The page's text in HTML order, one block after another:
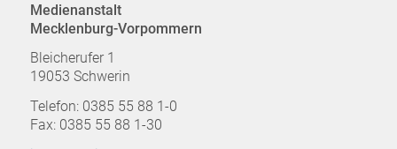
Medienanstalt
Mecklenburg-Vorpommern
Bleicherufer 1
19053 Schwerin
Telefon: 0385 55 88 1-0
Fax: 0385 55 88 1-30